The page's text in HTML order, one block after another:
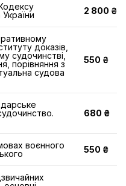
2 800 ₴
доказів,
судочинстві,
порівняння з
судова
550 ₴
680 ₴
воєнного
550 ₴